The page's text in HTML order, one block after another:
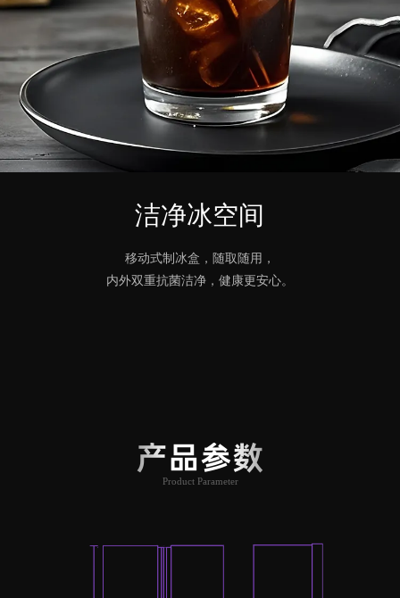
洁净冰空间
移动式制冰盒，随取随用，
内外双重抗菌洁净，健康更安心。
产品参数
Product Parameter